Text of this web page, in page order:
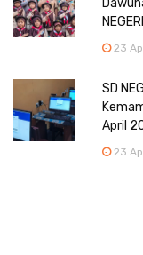
23
SD
April
23